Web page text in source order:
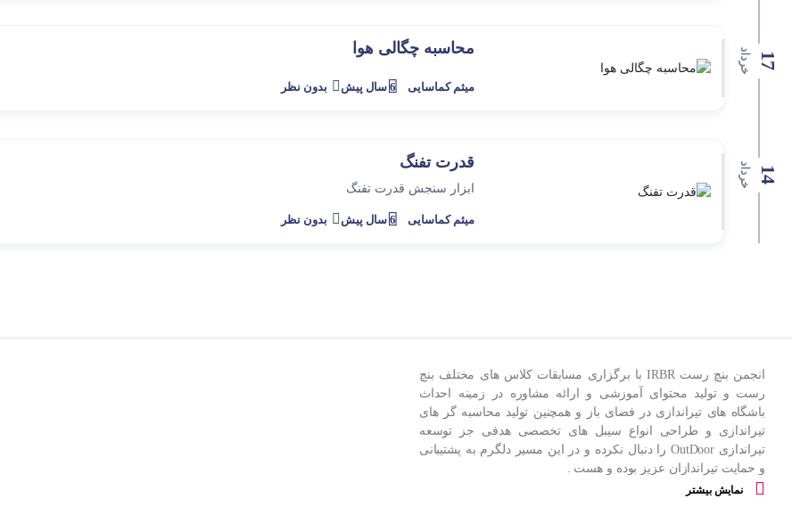
17 خرداد محاسبه چگالی هوا
میثم کماسایی 6 سال پیش بدون نظر
14 خرداد قدرت تفنگ
ابزار سنجش قدرت تفنگ
میثم کماسایی 6 سال پیش بدون نظر
انجمن بنچ رست IRBR با برگزاری مسابقات کلاس های مختلف بنچ
رست و تولید محتوای آموزشی و ارائه مشاوره در زمینه احداث
باشگاه های تیراندازی در فضای باز و همچنین تولید محاسبه گر های
تیراندازی و طراحی انواع سیبل های تخصصی هدفی جز توسعه
تیراندازی OutDoor را دنبال نکرده و در این مسیر دلگرم به پشتیبانی
و حمایت تیراندازان عزیز بوده و هست .
استقبال بی نظیر تیراندازان از مسابقات این انجمن بزرگترین انگیزه
نمایش بیشتر